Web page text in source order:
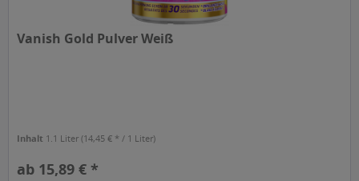
Vanish Gold Pulver Weiß
Inhalt 1.1 Liter(14,45 € * / 1 Liter)
ab 15,89 € *